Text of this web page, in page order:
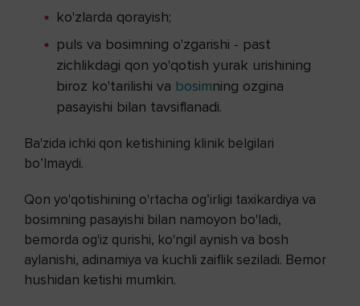
ko'zlarda qorayish;
puls va bosimning o'zgarishi - past
zichlikdagi qon yo'qotish yurak urishining
biroz ko'tarilishi va bosimning ozgina
pasayishi bilan tavsiflanadi.
Ba'zida ichki qon ketishining klinik belgilari
bo’lmaydi.
Qon yo'qotishining o'rtacha og’irligi taxikardiya va
bosimning pasayishi bilan namoyon bo'ladi,
bemorda og'iz qurishi, ko'ngil aynish va bosh
aylanishi, adinamiya va kuchli zaiflik seziladi. Bemor
hushidan ketishi mumkin.